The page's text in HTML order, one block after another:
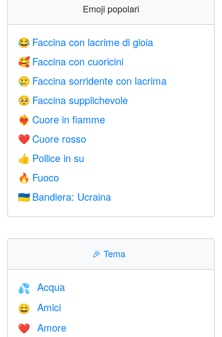
Emoji popolari
😂 Faccina con lacrime di gioia
🥰 Faccina con cuoricini
🥲 Faccina sorridente con lacrima
🥺 Faccina supplichevole
❤️‍🔥 Cuore in fiamme
❤️ Cuore rosso
👍 Pollice in su
🔥 Fuoco
🇺🇦 Bandiera: Ucraina
🎉 Tema
💦 Acqua
😄 Amici
❤️️ Amore